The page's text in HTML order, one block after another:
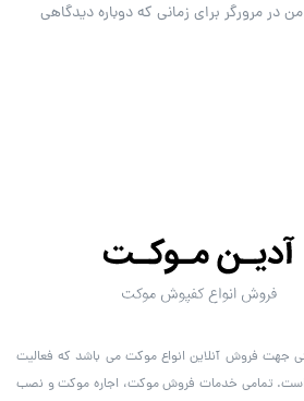
در مرورگر برای زمانی که دوباره دیدگاهی
جهت فروش آنلاین انواع موکت می باشد که فعالیت
شروع کرده است. تمامی خدمات فروش موکت، اجاره موکت و نصب